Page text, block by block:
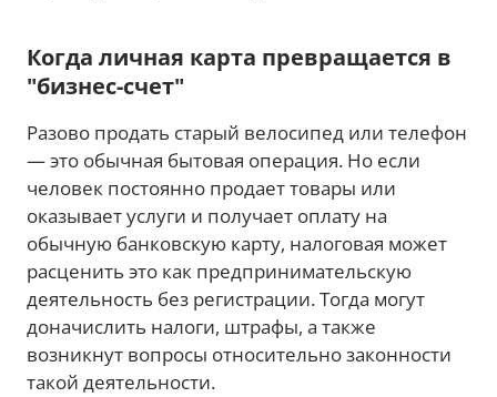
Когда личная карта превращается в
"бизнес-счет"
Разово продать старый велосипед или телефон
— это обычная бытовая операция. Но если
человек постоянно продает товары или
оказывает услуги и получает оплату на
обычную банковскую карту, налоговая может
расценить это как предпринимательскую
деятельность без регистрации. Тогда могут
доначислить налоги, штрафы, а также
возникнут вопросы относительно законности
такой деятельности.